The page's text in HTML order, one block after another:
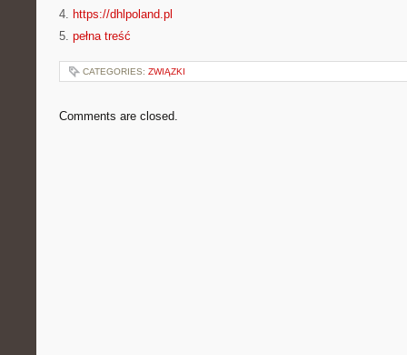
4. https://dhlpoland.pl
5. pełna treść
CATEGORIES: ZWIĄZKI
Comments are closed.